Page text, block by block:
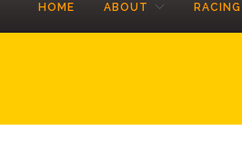
HOME ABOUT